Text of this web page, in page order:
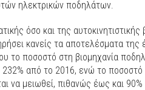
ηλεκτρικών ποδηλάτων.
όσο και της αυτοκινητιστικής
κανείς τα αποτελέσματα
το ποσοστό στη βιομηχανία
232% από το 2016, ενώ το
να μειωθεί, πιθανώς έως και